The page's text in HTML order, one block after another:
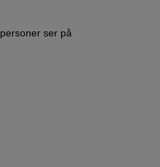
personer ser på